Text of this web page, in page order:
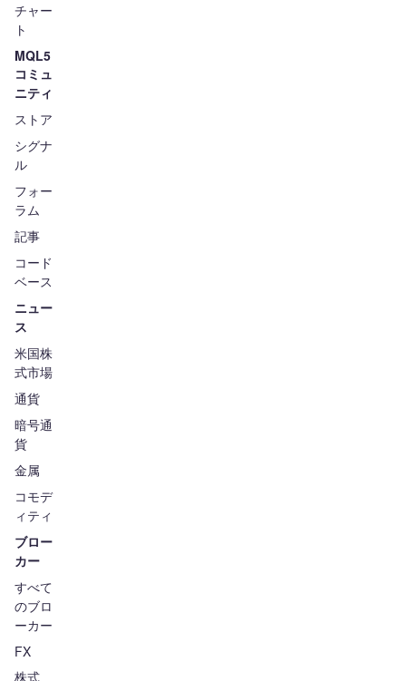
チャー
ト
MQL5
コミュ
ニティ
ストア
シグナ
ル
フォー
ラム
記事
コード
ベース
ニュー
ス
米国株
式市場
通貨
暗号通
貨
金属
コモデ
ィティ
ブロー
カー
すべて
のブロ
ーカー
FX
株式